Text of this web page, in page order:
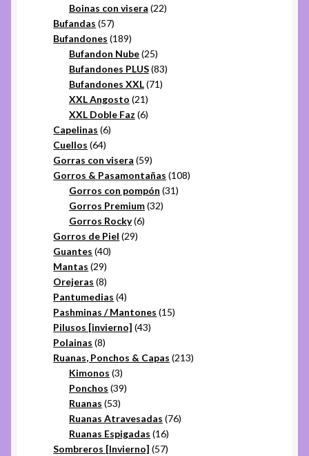
productos
Boinas con visera 2222
Bufandas 5757
productos
Bufandones 189189
productos
Bufandon Nube 2525
productos
Bufandones PLUS 8383
Bufandones XXL 7171
XXL Angosto 2121
productos
XXL Doble Faz 66
Capelinas 66
Cuellos 6464
productos
Gorras con visera 5959
productos
Gorros & Pasamontañas 108108
Gorros con pompón 3131
Gorros Premium 3232
Gorros Rocky 66
Gorros de Piel 2929
Guantes 4040
Mantas 2929
productos
Orejeras 88
productos
Pantumedias 44
productos
Pashminas / Mantones 1515
Pilusos [invierno] 4343
Polainas 88
productos
Ruanas, Ponchos & Capas 213213
Kimonos 33
productos
Ponchos 3939
Ruanas 5353
productos
Ruanas Atravesadas 7676
Ruanas Espigadas 1616
productos
Sombreros [Invierno] 5757